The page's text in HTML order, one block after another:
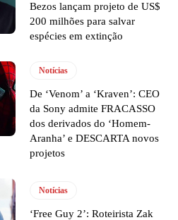
Bezos lançam projeto de US$
200 milhões para salvar
espécies em extinção
Notícias
De ‘Venom’ a ‘Kraven’: CEO
da Sony admite FRACASSO
dos derivados do ‘Homem-
Aranha’ e DESCARTA novos
projetos
Notícias
‘Free Guy 2’: Roteirista Zak